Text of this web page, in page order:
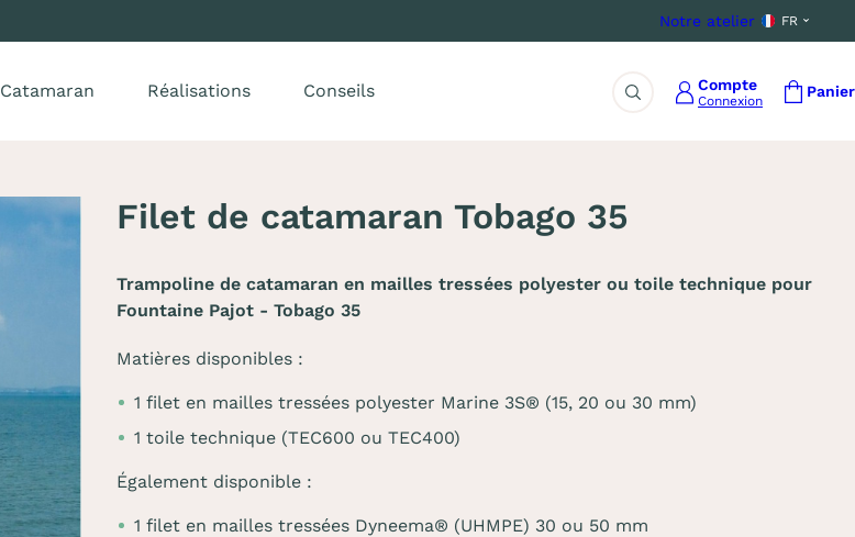
Notre atelier FR
Catamaran Réalisations Conseils
Rechercher
Compte
Connexion
Panier
Filet de catamaran Tobago 35
Trampoline de catamaran en mailles tressées polyester ou toile technique pour
Fountaine Pajot - Tobago 35
Matières disponibles :
1 filet en mailles tressées polyester Marine 3S® (15, 20 ou 30 mm)
1 toile technique (TEC600 ou TEC400)
Également disponible :
1 filet en mailles tressées Dyneema® (UHMPE) 30 ou 50 mm